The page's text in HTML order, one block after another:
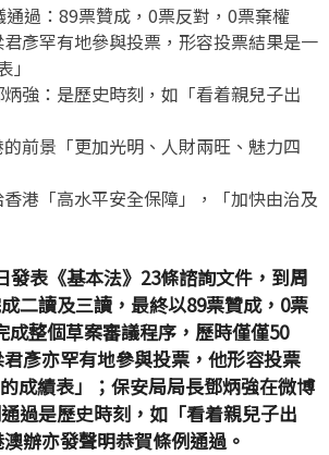
通過：89票贊成，0票反對，0票棄權
彥罕有地參與投票，形容投票結果是一
強：是歷史時刻，如「看着親兒子出
前景「更加光明、人財兩旺、魅力四
港「高水平安全保障」，「加快由治及
發表《基本法》23條諮詢文件，到周
二讀及三讀，最終以89票贊成，0票
成整個草案審議程序，歷時僅僅50
彥亦罕有地參與投票，他形容投票
成績表」；保安局局長鄧炳強在微博
過是歷史時刻，如「看着親兒子出
辦亦發聲明恭賀條例通過。